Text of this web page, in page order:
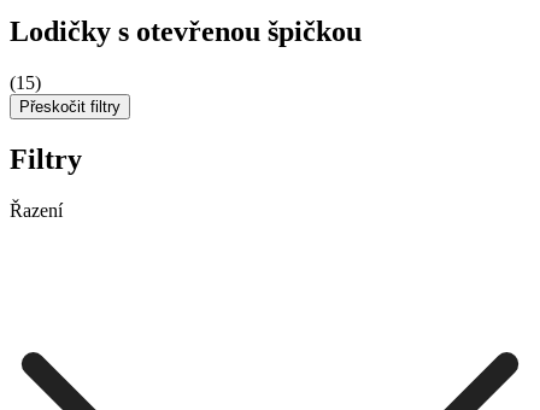
Lodičky s otevřenou špičkou
(15)
Přeskočit filtry
Filtry
Řazení